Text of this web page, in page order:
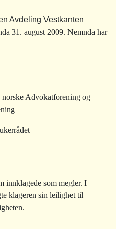
Avdeling Vestkanten
31. august 2009. Nemnda har
Advokatforening og
innklagede som megler. I
klageren sin leilighet til